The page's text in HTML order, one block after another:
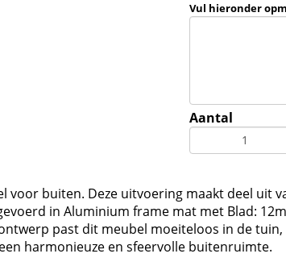
Vul hieronder
Aantal
voor buiten. Deze uitvoering maakt deel
in Aluminium frame mat met Blad:
past dit meubel moeiteloos in de
harmonieuze en sfeervolle buitenruimte.